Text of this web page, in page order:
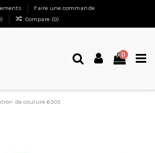
Faire une commande
) Compare (0)
0
de couture 6305